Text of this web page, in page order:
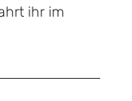
ihr im